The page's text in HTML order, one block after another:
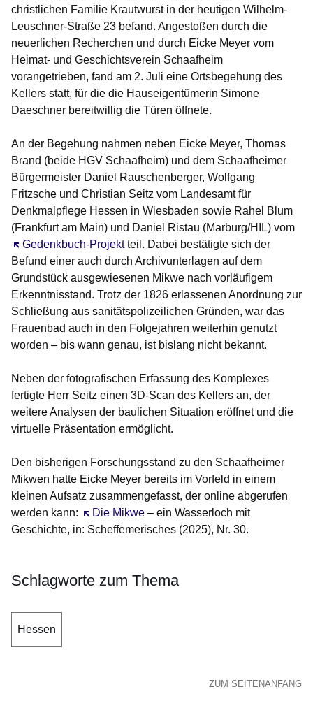
christlichen Familie Krautwurst in der heutigen Wilhelm-
Leuschner-Straße 23 befand. Angestoßen durch die
neuerlichen Recherchen und durch Eicke Meyer vom
Heimat- und Geschichtsverein Schaafheim
vorangetrieben, fand am 2. Juli eine Ortsbegehung des
Kellers statt, für die die Hauseigentümerin Simone
Daeschner bereitwillig die Türen öffnete.
An der Begehung nahmen neben Eicke Meyer, Thomas
Brand (beide HGV Schaafheim) und dem Schaafheimer
Bürgermeister Daniel Rauschenberger, Wolfgang
Fritzsche und Christian Seitz vom Landesamt für
Denkmalpflege Hessen in Wiesbaden sowie Rahel Blum
(Frankfurt am Main) und Daniel Ristau (Marburg/HIL) vom
Gedenkbuch-Projekt
Öffnet sich in einem neuen Fensterteil. Dabei bestätigte sich der
Befund einer auch durch Archivunterlagen auf dem
Grundstück ausgewiesenen Mikwe nach vorläufigem
Erkenntnisstand. Trotz der 1826 erlassenen Anordnung zur
Schließung aus sanitätspolizeilichen Gründen, war das
Frauenbad auch in den Folgejahren weiterhin genutzt
worden – bis wann genau, ist bislang nicht bekannt.
Neben der fotografischen Erfassung des Komplexes
fertigte Herr Seitz einen 3D-Scan des Kellers an, der
weitere Analysen der baulichen Situation eröffnet und die
virtuelle Präsentation ermöglicht.
Den bisherigen Forschungsstand zu den Schaafheimer
Mikwen hatte Eicke Meyer bereits im Vorfeld in einem
kleinen Aufsatz zusammengefasst, der online abgerufen
werden kann:
Die Mikwe
Öffnet sich in einem neuen Fenster
– ein Wasserloch mit
Geschichte, in: Scheffemerisches (2025), Nr. 30.
Schlagworte zum Thema
Hessen
ZUM SEITENANFANG